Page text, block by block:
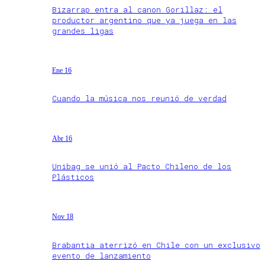
Bizarrap entra al canon Gorillaz: el
productor argentino que ya juega en las
grandes ligas
Ene 16
Cuando la música nos reunió de verdad
Abr 16
Unibag se unió al Pacto Chileno de los
Plásticos
Nov 18
Brabantia aterrizó en Chile con un exclusivo
evento de lanzamiento